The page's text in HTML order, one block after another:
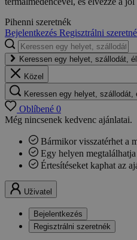
Pihenni szeretnék
Bejelentkezés Regisztrálni
Keressen egy helyet, szállodát,
Közel
Keressen egy helyet, szállodát,
Oblíbené 0
Még nincsenek kedvenc ajánlatai.
Bármikor visszatérhet a
Egy helyen
Értesítéseket kaphat az
Uživatel
Bejelentkezés
Regisztrálni szeretnék